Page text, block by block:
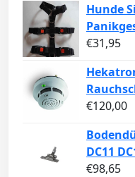
Hunde
€31,95
€120,00
DC11
€98,65